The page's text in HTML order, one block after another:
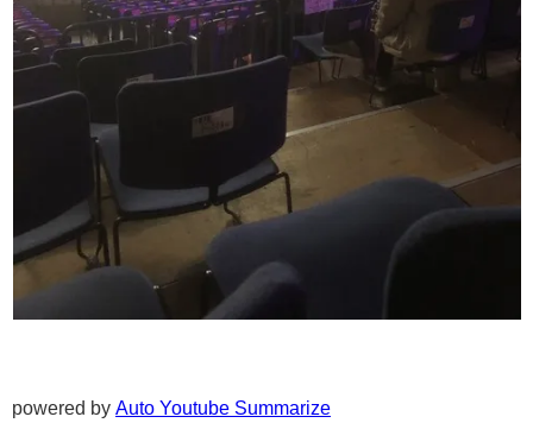
powered by Auto Youtube Summarize